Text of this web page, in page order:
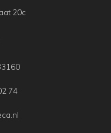
20c
74